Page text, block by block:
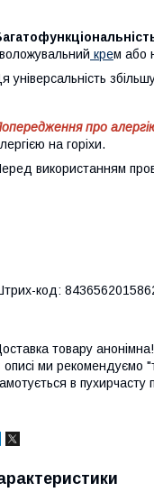
крем або
універсальність
про
на горіхи.
використанням
код:
товару анонімна!
описі ми рекомендуємо
в